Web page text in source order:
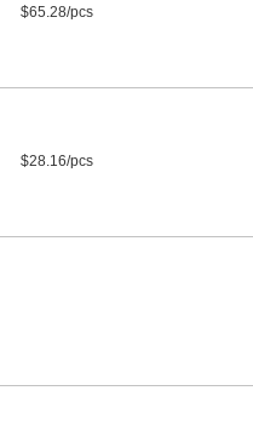
$65.28/pcs
$28.16/pcs